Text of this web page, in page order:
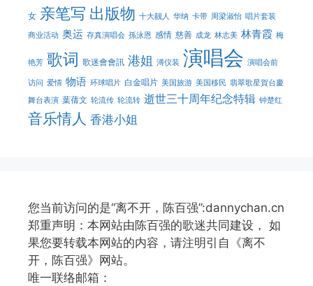
女 亲笔写 出版物 十大靓人 华纳 卡带 周梁淑怡 唱片套装
商业活动 奥运 存真演唱会 孫泳恩 感情 慈善 成龙 林志美 林青霞 梅
艳芳 歌词 歌迷會會訊 港姐 溥仪装 演唱会 演唱会前
访问 爱情 物语 环球唱片 白金唱片 美国旅游 美国移民 翡翠歌星賀台慶
舞台表演 葉蒨文 轮流传 轮流转 逝世三十周年纪念特辑 钟楚红
音乐情人 香港小姐
您当前访问的是“离不开，陈百强”:dannychan.cn
郑重声明：本网站由陈百强的歌迷共同建设， 如
果您要转载本网站的内容，请注明引自《离不
开，陈百强》网站。
唯一联络邮箱：